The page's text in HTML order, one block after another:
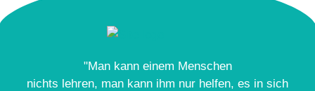
"Man kann einem Menschen
nichts lehren, man kann ihm nur helfen, es in sich